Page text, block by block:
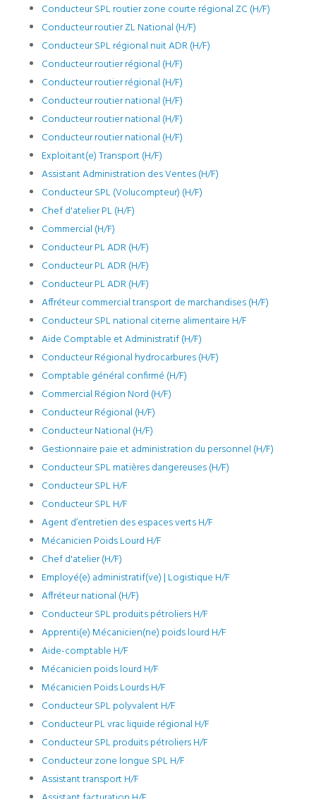
Conducteur SPL routier zone courte régional ZC (H/F)
Conducteur routier ZL National (H/F)
Conducteur SPL régional nuit ADR (H/F)
Conducteur routier régional (H/F)
Conducteur routier régional (H/F)
Conducteur routier national (H/F)
Conducteur routier national (H/F)
Conducteur routier national (H/F)
Exploitant(e) Transport (H/F)
Assistant Administration des Ventes (H/F)
Conducteur SPL (Volucompteur) (H/F)
Chef d'atelier PL (H/F)
Commercial (H/F)
Conducteur PL ADR (H/F)
Conducteur PL ADR (H/F)
Conducteur PL ADR (H/F)
Affréteur commercial transport de marchandises (H/F)
Conducteur SPL national citerne alimentaire H/F
Aide Comptable et Administratif (H/F)
Conducteur Régional hydrocarbures (H/F)
Comptable général confirmé (H/F)
Commercial Région Nord (H/F)
Conducteur Régional (H/F)
Conducteur National (H/F)
Gestionnaire paie et administration du personnel (H/F)
Conducteur SPL matières dangereuses (H/F)
Conducteur SPL H/F
Conducteur SPL H/F
Agent d’entretien des espaces verts H/F
Mécanicien Poids Lourd H/F
Chef d'atelier (H/F)
Employé(e) administratif(ve) | Logistique H/F
Affréteur national (H/F)
Conducteur SPL produits pétroliers H/F
Apprenti(e) Mécanicien(ne) poids lourd H/F
Aide-comptable H/F
Mécanicien poids lourd H/F
Mécanicien Poids Lourds H/F
Conducteur SPL polyvalent H/F
Conducteur PL vrac liquide régional H/F
Conducteur SPL produits pétroliers H/F
Conducteur zone longue SPL H/F
Assistant transport H/F